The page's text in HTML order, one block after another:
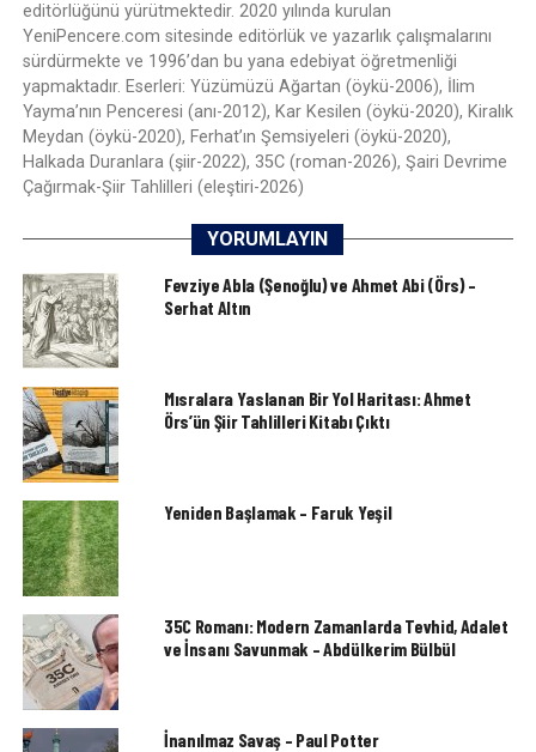
editörlüğünü yürütmektedir. 2020 yılında kurulan
YeniPencere.com sitesinde editörlük ve yazarlık çalışmalarını
sürdürmekte ve 1996’dan bu yana edebiyat öğretmenliği
yapmaktadır. Eserleri: Yüzümüzü Ağartan (öykü-2006), İlim
Yayma’nın Penceresi (anı-2012), Kar Kesilen (öykü-2020), Kiralık
Meydan (öykü-2020), Ferhat’ın Şemsiyeleri (öykü-2020),
Halkada Duranlara (şiir-2022), 35C (roman-2026), Şairi Devrime
Çağırmak-Şiir Tahlilleri (eleştiri-2026)
YORUMLAYIN
Fevziye Abla (Şenoğlu) ve Ahmet Abi (Örs) –
Serhat Altın
Mısralara Yaslanan Bir Yol Haritası: Ahmet
Örs’ün Şiir Tahlilleri Kitabı Çıktı
Yeniden Başlamak – Faruk Yeşil
35C Romanı: Modern Zamanlarda Tevhid, Adalet
ve İnsanı Savunmak – Abdülkerim Bülbül
İnanılmaz Savaş – Paul Potter